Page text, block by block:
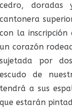
cedro, doradas
cantonera
con la
un corazón
sujetada por
escudo de
tendrá a sus
que estarán